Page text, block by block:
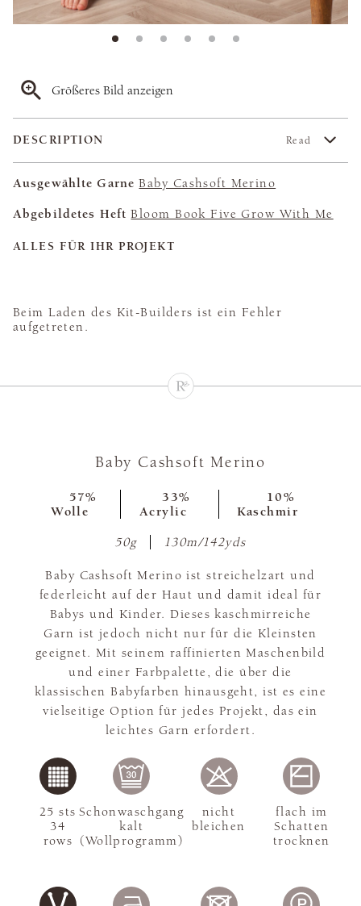
Größeres Bild anzeigen
DESCRIPTION Read
Ausgewählte Garne Baby Cashsoft Merino
Abgebildetes Heft Bloom Book Five Grow With Me
ALLES FÜR IHR PROJEKT
Beim Laden des Kit-Builders ist ein Fehler
aufgetreten.
Baby Cashsoft Merino
57%
Wolle
33%
Acrylic
10%
Kaschmir
50g 130m/142yds
Baby Cashsoft Merino ist streichelzart und
federleicht auf der Haut und damit ideal für
Babys und Kinder. Dieses kaschmirreiche
Garn ist jedoch nicht nur für die Kleinsten
geeignet. Mit seinem raffinierten Maschenbild
und einer Farbpalette, die über die
klassischen Babyfarben hinausgeht, ist es eine
vielseitige Option für jedes Projekt, das ein
leichtes Garn erfordert.
25 sts
34
rows
Schonwaschgang
kalt
(Wollprogramm)
nicht
bleichen
flach im
Schatten
trocknen